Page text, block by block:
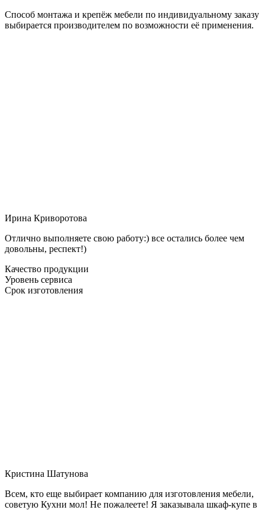
Способ монтажа и крепёж мебели по индивидуальному заказу
выбирается производителем по возможности её применения.
Ирина Криворотова
Отлично выполняете свою работу:) все остались более чем
довольны, респект!)
Качество продукции
Уровень сервиса
Срок изготовления
Кристина Шатунова
Всем, кто еще выбирает компанию для изготовления мебели,
советую Кухни мол! Не пожалеете! Я заказывала шкаф-купе в